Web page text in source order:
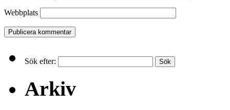
Webbplats
Sök efter:
Arkiv